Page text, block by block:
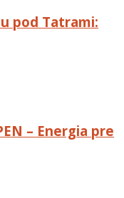
pod Tatrami:
– Energia pre